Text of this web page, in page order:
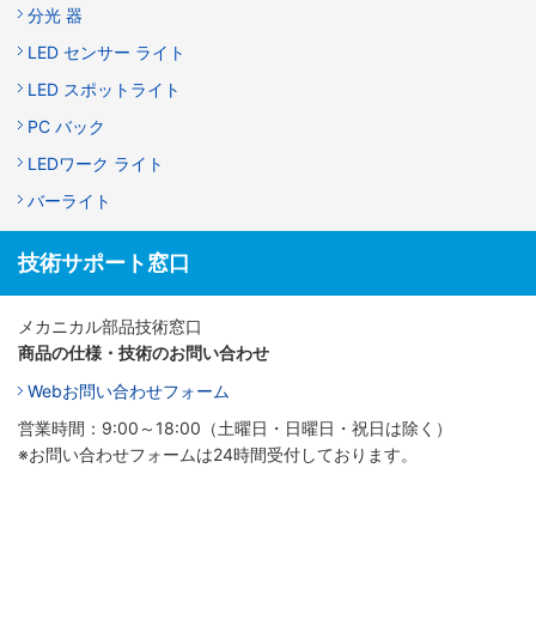
分光 器
LED センサー ライト
LED スポットライト
PC バック
LEDワーク ライト
バーライト
技術サポート窓口
メカニカル部品技術窓口
商品の仕様・技術のお問い合わせ
Webお問い合わせフォーム
営業時間：9:00～18:00（土曜日・日曜日・祝日は除く）
※お問い合わせフォームは24時間受付しております。